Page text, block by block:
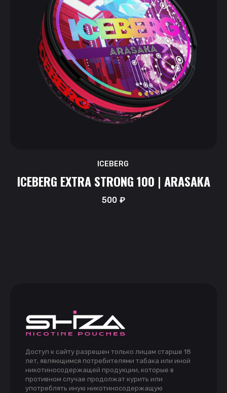
ICEBERG
ICEBERG EXTRA STRONG 100 | ARASAKA
500₽
Доступ к сайту разрешен только лицам старше 18
лет, являющимся потребителями табака или иной
никотиносодержащей продукции, которые в
противном случае продолжат курить или
употреблять иную никотиносодержащую